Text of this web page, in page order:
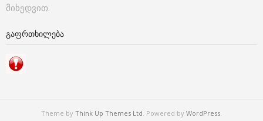
მიხედვით.
ᲒᲐᲤᲠᲗᲮᲘᲚᲔᲑᲐ
Theme by Think Up Themes Ltd. Powered by WordPress.